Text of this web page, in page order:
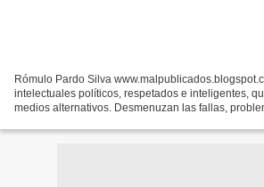
Rómulo Pardo Silva
intelectuales políticos, respetados e inteligentes,
medios alternativos. Desmenuzan las fallas,